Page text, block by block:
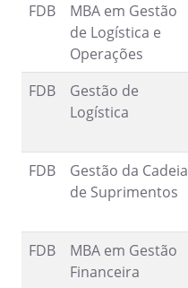
FDB
MBA em Gestão
de Logística e
Operações
FDB
Gestão de
Logística
FDB
Gestão da Cadeia
de Suprimentos
FDB
MBA em Gestão
Financeira